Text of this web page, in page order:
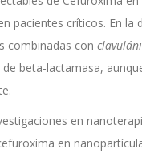
pacientes críticos. En la
combinadas con
beta‑lactamasa,
en
en